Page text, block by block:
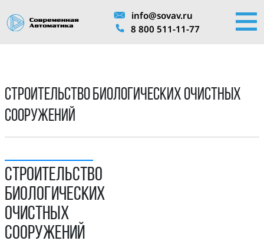
info@sovav.ru
8 800 511-11-77
Строительство биологических очистных
сооружений
СТРОИТЕЛЬСТВО
БИОЛОГИЧЕСКИХ
ОЧИСТНЫХ
СООРУЖЕНИЙ